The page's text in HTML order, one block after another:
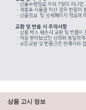
상품 고시 정보